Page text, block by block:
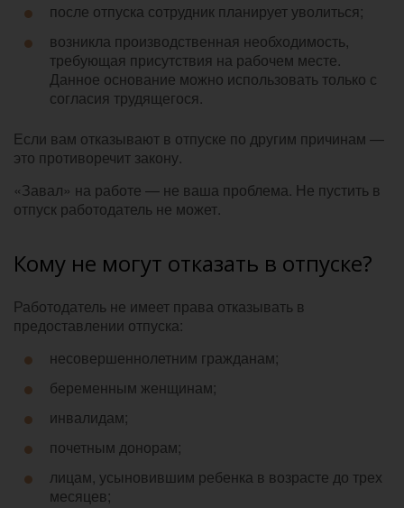
после отпуска сотрудник планирует уволиться;
возникла производственная необходимость,
требующая присутствия на рабочем месте.
Данное основание можно использовать только с
согласия трудящегося.
Если вам отказывают в отпуске по другим причинам —
это противоречит закону.
«Завал» на работе — не ваша проблема. Не пустить в
отпуск работодатель не может.
Кому не могут отказать в отпуске?
Работодатель не имеет права отказывать в
предоставлении отпуска:
несовершеннолетним гражданам;
беременным женщинам;
инвалидам;
почетным донорам;
лицам, усыновившим ребенка в возрасте до трех
месяцев;